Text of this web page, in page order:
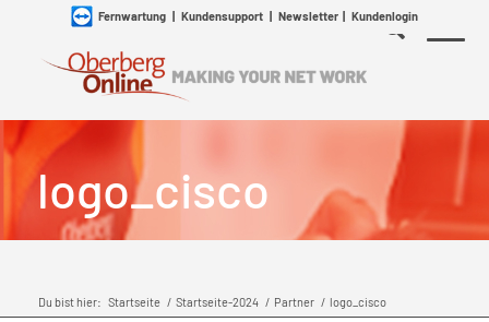
Fernwartung| Kundensupport| Newsletter| Kundenlogin
logo_cisco
Du bist hier: Startseite / Startseite-2024 / Partner / logo_cisco